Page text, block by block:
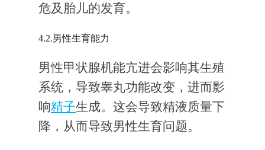
危及胎儿的发育。
4.2.男性生育能力
男性甲状腺机能亢进会影响其生殖
系统，导致睾丸功能改变，进而影
响精子生成。这会导致精液质量下
降，从而导致男性生育问题。